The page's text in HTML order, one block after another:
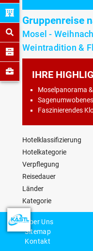
Gruppenreise
Mosel -
Weintradition &
IHRE
Moselpanorama
Faszinierendes
Hotelklassifizierung
Hotelkategorie
Verpflegung
Reisedauer
Länder
Kategorie
Reisecode
Über Uns
Sitemap
Kontakt